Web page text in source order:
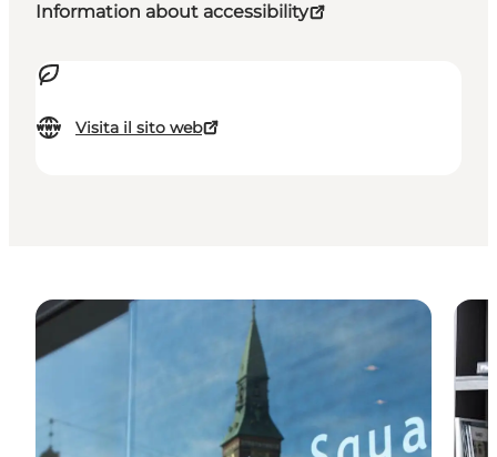
Information about accessibility
Visita il sito web